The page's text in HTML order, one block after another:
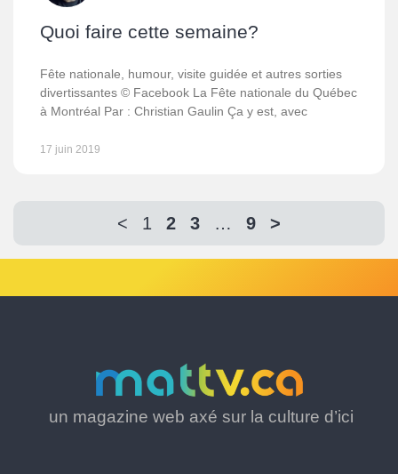
Quoi faire cette semaine?
Fête nationale, humour, visite guidée et autres sorties
divertissantes © Facebook La Fête nationale du Québec
à Montréal Par : Christian Gaulin Ça y est, avec
17 juin 2019
< 1 2 3 … 9 >
un magazine web axé sur la culture d’ici